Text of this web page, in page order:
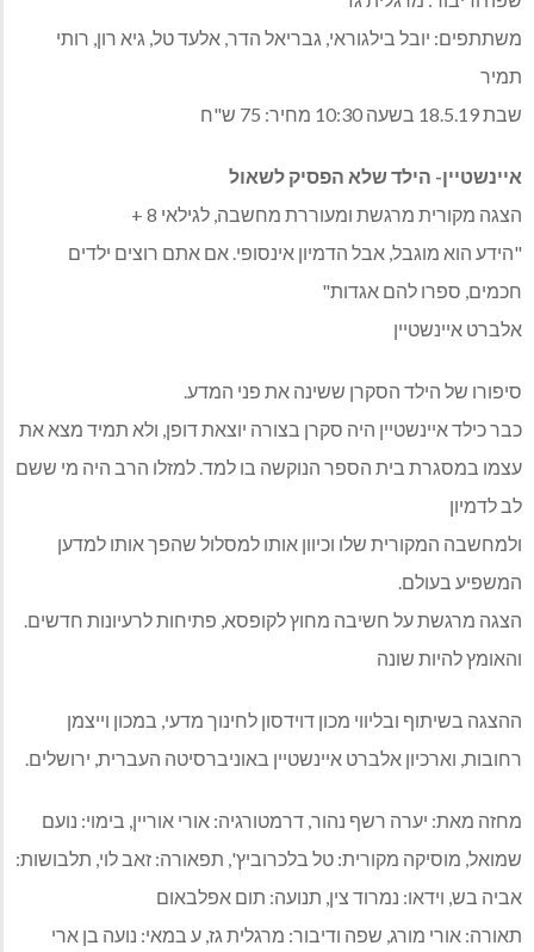
משתתפים: יובל בילגוראי, גבריאל הדר, אלעד טל, גיא רון, רותי
תמיר
שבת 18.5.19 בשעה 10:30 מחיר: 75 ש"ח
איינשטיין- הילד שלא הפסיק לשאול
הצגה מקורית מרגשת ומעוררת מחשבה, לגילאי 8 +
"הידע הוא מוגבל, אבל הדמיון אינסופי. אם אתם רוצים ילדים
חכמים, ספרו להם אגדות"
אלברט איינשטיין
סיפורו של הילד הסקרן ששינה את פני המדע.
כבר כילד איינשטיין היה סקרן בצורה יוצאת דופן, ולא תמיד מצא את
עצמו במסגרת בית הספר הנוקשה בו למד. למזלו הרב היה מי ששם
לב לדמיון
ולמחשבה המקורית שלו וכיוון אותו למסלול שהפך אותו למדען
המשפיע בעולם.
הצגה מרגשת על חשיבה מחוץ לקופסא, פתיחות לרעיונות חדשים.
והאומץ להיות שונה
ההצגה בשיתוף ובליווי מכון דוידסון לחינוך מדעי, במכון וייצמן
רחובות, וארכיון אלברט איינשטיין באוניברסיטה העברית, ירושלים.
מחזה מאת: יערה רשף נהור, דרמטורגיה: אורי אוריין, בימוי: נועם
שמואל, מוסיקה מקורית: טל בלכרוביץ', תפאורה: זאב לוי, תלבושות:
אביה בש, וידאו: נמרוד צין, תנועה: תום אפלבאום
תאורה: אורי מורג, שפה ודיבור: מרגלית גז, ע במאי: נועה בן ארי